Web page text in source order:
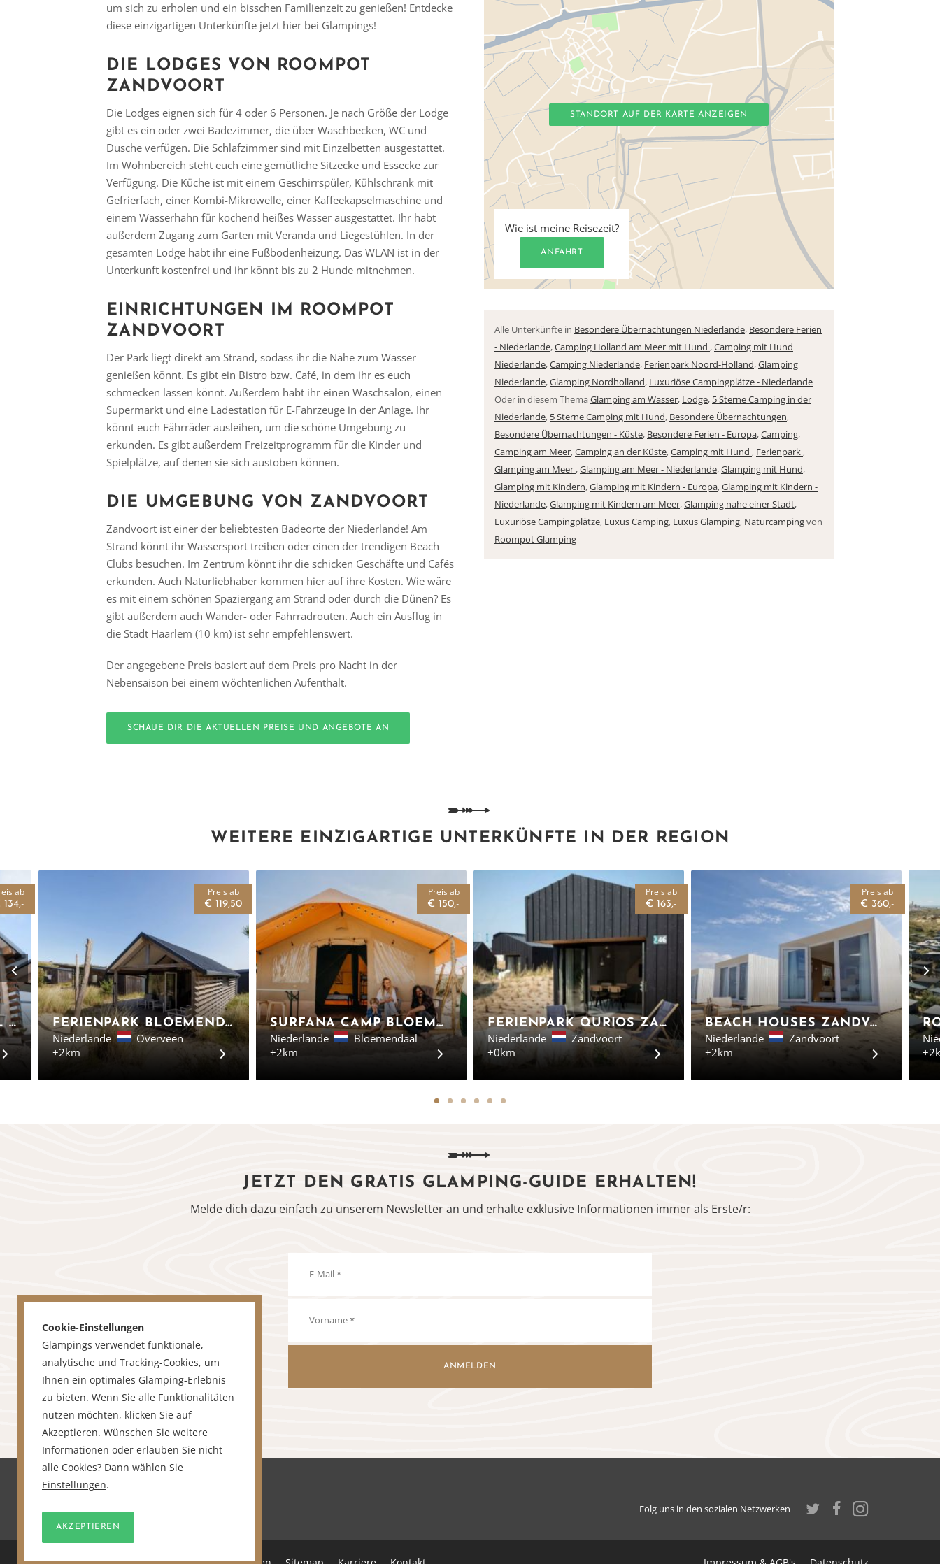
um sich zu erholen und ein bisschen Familienzeit zu genießen! Entdecke
diese einzigartigen Unterkünfte jetzt hier bei Glampings!
DIE LODGES VON ROOMPOT
ZANDVOORT
Die Lodges eignen sich für 4 oder 6 Personen. Je nach Größe der Lodge
gibt es ein oder zwei Badezimmer, die über Waschbecken, WC und
Dusche verfügen. Die Schlafzimmer sind mit Einzelbetten ausgestattet.
Im Wohnbereich steht euch eine gemütliche Sitzecke und Essecke zur
Verfügung. Die Küche ist mit einem Geschirrspüler, Kühlschrank mit
Gefrierfach, einer Kombi-Mikrowelle, einer Kaffeekapselmaschine und
einem Wasserhahn für kochend heißes Wasser ausgestattet. Ihr habt
außerdem Zugang zum Garten mit Veranda und Liegestühlen. In der
gesamten Lodge habt ihr eine Fußbodenheizung. Das WLAN ist in der
Unterkunft kostenfrei und ihr könnt bis zu 2 Hunde mitnehmen.
EINRICHTUNGEN IM ROOMPOT
ZANDVOORT
Der Park liegt direkt am Strand, sodass ihr die Nähe zum Wasser
genießen könnt. Es gibt ein Bistro bzw. Café, in dem ihr es euch
schmecken lassen könnt. Außerdem habt ihr einen Waschsalon, einen
Supermarkt und eine Ladestation für E-Fahrzeuge in der Anlage. Ihr
könnt euch Fährräder ausleihen, um die schöne Umgebung zu
erkunden. Es gibt außerdem Freizeitprogramm für die Kinder und
Spielplätze, auf denen sie sich austoben können.
DIE UMGEBUNG VON ZANDVOORT
Zandvoort ist einer der beliebtesten Badeorte der Niederlande! Am
Strand könnt ihr Wassersport treiben oder einen der trendigen Beach
Clubs besuchen. Im Zentrum könnt ihr die schicken Geschäfte und Cafés
erkunden. Auch Naturliebhaber kommen hier auf ihre Kosten. Wie wäre
es mit einem schönen Spaziergang am Strand oder durch die Dünen? Es
gibt außerdem auch Wander- oder Fahrradrouten. Auch ein Ausflug in
die Stadt Haarlem (10 km) ist sehr empfehlenswert.
Der angegebene Preis basiert auf dem Preis pro Nacht in der
Nebensaison bei einem wöchtenlichen Aufenthalt.
SCHAUE DIR DIE AKTUELLEN PREISE UND ANGEBOTE AN
STANDORT AUF DER KARTE ANZEIGEN
Wie ist meine Reisezeit?
ANFAHRT
Alle Unterkünfte in Besondere Übernachtungen Niederlande, Besondere Ferien
- Niederlande,Camping Holland am Meer mit Hund ,Camping mit Hund
Niederlande,Camping Niederlande, Ferienpark Noord-Holland,Glamping
Niederlande,Glamping Nordholland, Luxuriöse Campingplätze - Niederlande
Oder in diesem ThemaGlamping am Wasser, Lodge, 5 Sterne Camping in der
Niederlande, 5 Sterne Camping mit Hund, Besondere Übernachtungen,
Besondere Übernachtungen - Küste, Besondere Ferien - Europa,Camping,
Camping am Meer,Camping an der Küste,Camping mit Hund , Ferienpark ,
Glamping am Meer ,Glamping am Meer - Niederlande,Glamping mit Hund,
Glamping mit Kindern,Glamping mit Kindern - Europa,Glamping mit Kindern -
Niederlande,Glamping mit Kindern am Meer,Glamping nahe einer Stadt,
Luxuriöse Campingplätze, Luxus Camping, Luxus Glamping, Naturcampingvon
Roompot Glamping
WEITERE EINZIGARTIGE UNTERKÜNFTE IN DER REGION
QURIOS BLOEMENDAAL - STRANDHÄUSER IN NORDHOLLAND
ab
FERIENPARK BLOEMENDAAL AAN ZEE - LODGES IN HOLLAND
Niederlande
Overveen
+2km
Preis ab
€ 119,50
SURFANA CAMP BLOEMENDAAL - GLAMPING IN NOORD-HOLLAND
Niederlande
Bloemendaal
+2km
Preis ab
€ 150,-
FERIENPARK QURIOS ZANDVOORT - KENNEMER FERIENHÄUSER
Niederlande
Zandvoort
+0km
Preis ab
€ 163,-
BEACH HOUSES ZANDVOORT - STRANDHÄUSER IN ZANDVOORT
Niederlande
Zandvoort
+2km
Preis ab
€ 360,-
JETZT DEN GRATIS GLAMPING-GUIDE ERHALTEN!
Melde dich dazu einfach zu unserem Newsletter an und erhalte exklusive Informationen immer als Erste/r:
ANMELDEN
Folg uns in den sozialen Netzwerken
Vielen Dank für das Abonnieren unseres Newsletters.
Cookie-Einstellungen
Glampings verwendet funktionale,
analytische und Tracking-Cookies, um
Ihnen ein optimales Glamping-Erlebnis
zu bieten. Wenn Sie alle Funktionalitäten
nutzen möchten, klicken Sie auf
Akzeptieren. Wünschen Sie weitere
Informationen oder erlauben Sie nicht
alle Cookies? Dann wählen Sie
Einstellungen.
AKZEPTIEREN